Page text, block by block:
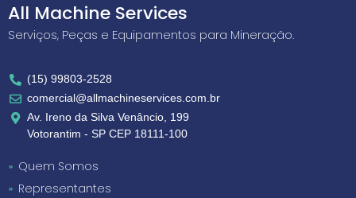
All Machine Services
Serviços, Peças e Equipamentos para Mineração.
(15) 99803-2528
comercial@allmachineservices.com.br
Av. Ireno da Silva Venâncio, 199
Votorantim - SP CEP 18111-100
Quem Somos
Representantes